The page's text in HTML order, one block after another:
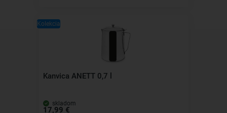
Kolekcia
Kanvica ANETT 0,7 l
skladom
17,99 €